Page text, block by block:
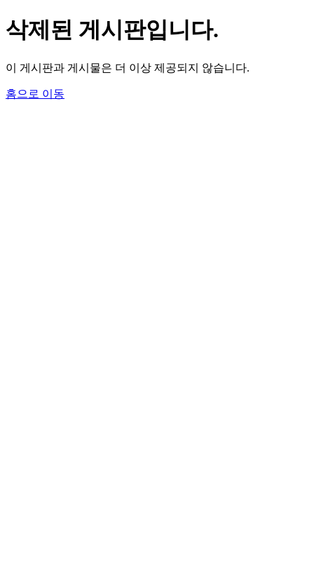
삭제된 게시판입니다.
이 게시판과 게시물은 더 이상 제공되지 않습니다.
홈으로 이동